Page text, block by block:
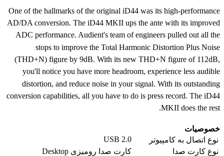
One of the hallmarks of the original iD44 was its high-performance
AD/DA conversion. The iD44 MKII ups the ante with its improved
ADC performance. Audient's team of engineers pulled out all the
stops to improve the Total Harmonic Distortion Plus Noise
(THD+N) figure by 9dB. With its new THD+N figure of 112dB,
you'll notice you have more headroom, experience less audible
distortion, and reduce noise in your signal. With its outstanding
conversion capabilities, all you have to do is press record. The iD44
MKII does the rest.
خصوصیات
نوع اتصال به کامپیوتر
USB 2.0
نوع کارت صدا
کارت صدا رومیزی Desktop